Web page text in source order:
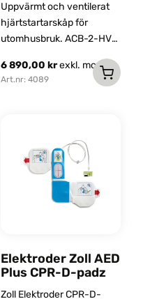
Uppvärmt och ventilerat
hjärtstartarskåp för
utomhusbruk. ACB-2-HV
mot både kyla och värme
6 890,00 krexkl. moms
Art.nr: 4089
Elektroder Zoll AED
Plus CPR-D-padz
Zoll Elektroder CPR-D-